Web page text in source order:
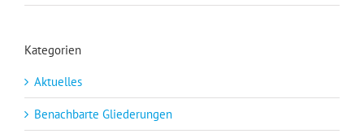
Kategorien
Aktuelles
Benachbarte Gliederungen